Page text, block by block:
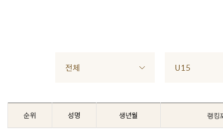
전체 U15
순위 성명 생년월 랭킹